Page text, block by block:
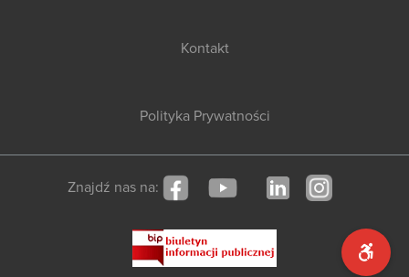
Kontakt
Polityka Prywatności
Znajdź nas na: